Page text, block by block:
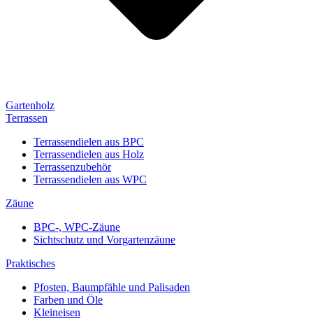
Gartenholz
Terrassen
Terrassendielen aus BPC
Terrassendielen aus Holz
Terrassenzubehör
Terrassendielen aus WPC
Zäune
BPC-, WPC-Zäune
Sichtschutz und Vorgartenzäune
Praktisches
Pfosten, Baumpfähle und Palisaden
Farben und Öle
Kleineisen